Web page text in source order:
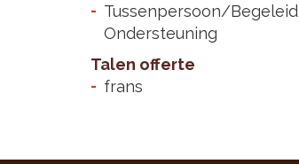
Tussenpersoon/
Ondersteuning
Talen offerte
frans